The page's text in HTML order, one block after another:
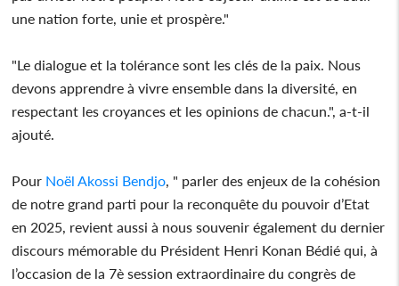
une nation forte, unie et prospère."
"Le dialogue et la tolérance sont les clés de la paix. Nous
devons apprendre à vivre ensemble dans la diversité, en
respectant les croyances et les opinions de chacun.", a-t-il
ajouté.
Pour Noël Akossi Bendjo , " parler des enjeux de la cohésion
de notre grand parti pour la reconquête du pouvoir d’Etat
en 2025, revient aussi à nous souvenir également du dernier
discours mémorable du Président Henri Konan Bédié qui, à
l’occasion de la 7è session extraordinaire du congrès de